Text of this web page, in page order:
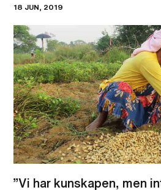
18 JUN, 2019
”Vi har kunskapen, men